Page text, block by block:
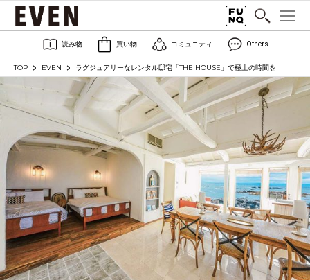
読み物 買い物 コミュニティ Others
TOP EVEN ラグジュアリーなレンタル邸宅「THE HOUSE」で極上の時間を